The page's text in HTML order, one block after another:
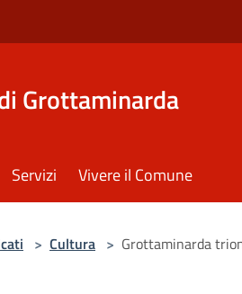
Grottaminarda
Servizi Vivere il Comune
> Cultura > Grottaminarda